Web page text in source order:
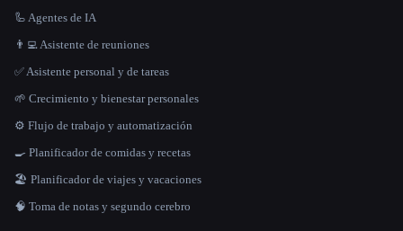
🦾 Agentes de IA
👨‍💻 Asistente de reuniones
✅ Asistente personal y de tareas
🌱 Crecimiento y bienestar personales
⚙️ Flujo de trabajo y automatización
🍳 Planificador de comidas y recetas
🏖 Planificador de viajes y vacaciones
🧠 Toma de notas y segundo cerebro